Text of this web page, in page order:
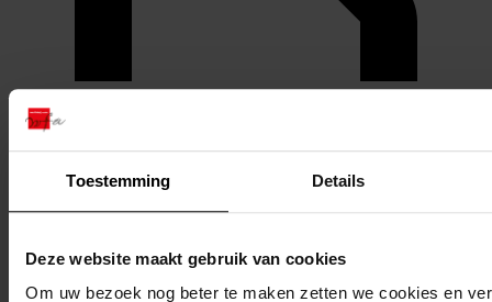
Toestemming Details
Deze website maakt gebruik van cookies
Om uw bezoek nog beter te maken zetten we cookies en